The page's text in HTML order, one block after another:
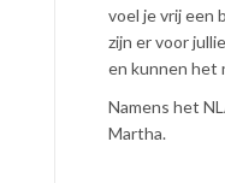
voel je vrij een
zijn er voor
en kunnen het
Namens het
Martha.